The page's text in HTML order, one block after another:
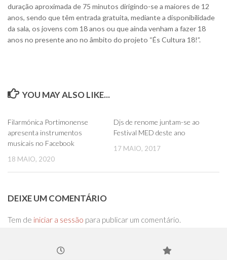
duração aproximada de 75 minutos dirigindo-se a maiores de 12
anos, sendo que têm entrada gratuita, mediante a disponibilidade
da sala, os jovens com 18 anos ou que ainda venham a fazer 18
anos no presente ano no âmbito do projeto “És Cultura 18!”.
YOU MAY ALSO LIKE...
Filarmónica Portimonense
apresenta instrumentos
musicais no Facebook
18 MAIO, 2020
Djs de renome juntam-se ao
Festival MED deste ano
17 MAIO, 2017
DEIXE UM COMENTÁRIO
Tem de iniciar a sessão para publicar um comentário.